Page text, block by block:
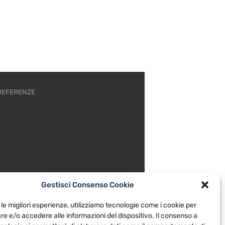
Gestisci Consenso Cookie
migliori esperienze, utilizziamo tecnologie come i cookie per
e/o accedere alle informazioni del dispositivo. Il consenso a